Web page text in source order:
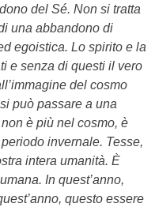
del Sé. Non si tratta
una abbandono di
egoistica. Lo spirito e la
e senza di questi il vero
del cosmo
può passare a una
è più nel cosmo, è
invernale. Tesse,
intera umanità. È
In quest’anno,
questo essere